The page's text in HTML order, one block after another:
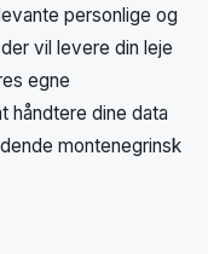
personlige og
vil levere din leje
egne
håndtere dine data
montenegrinsk